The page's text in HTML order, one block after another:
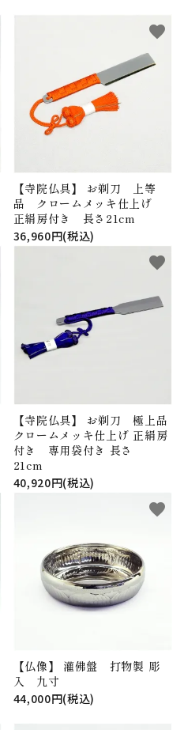
【寺院仏具】 お剃刀 上等
品 クロームメッキ仕上げ
正絹房付き 長さ21cm
36,960円(税込)
favorite
【寺院仏具】 お剃刀 極上品
クロームメッキ仕上げ 正絹房
付き 専用袋付き 長さ
21cm
40,920円(税込)
favorite
【仏像】 灌佛盤 打物製 彫
入 九寸
44,000円(税込)
favorite